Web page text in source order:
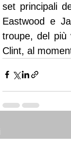
set principali
Eastwood e
troupe, del più
Clint, al